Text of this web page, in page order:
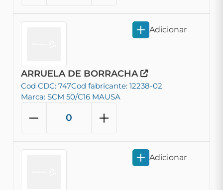
ARRUELA DE BORRACHA
Cod CDC: 747Cod fabricante: 12238-02
Marca: SCM 50/C16 MAUSA
Adicionar
Adicionar